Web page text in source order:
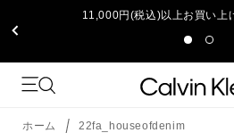
11,000円(税込)以上お買い上
ホーム 22fa_houseofdenim